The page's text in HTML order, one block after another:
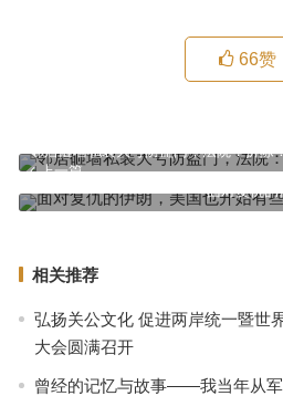
66赞
上一篇
邻居砸墙私装大号防盗门，法院：拆除
面对复仇的
相关推荐
弘扬关公文化 促进两岸统一暨世
大会圆满召开
曾经的记忆与故事——我当年从